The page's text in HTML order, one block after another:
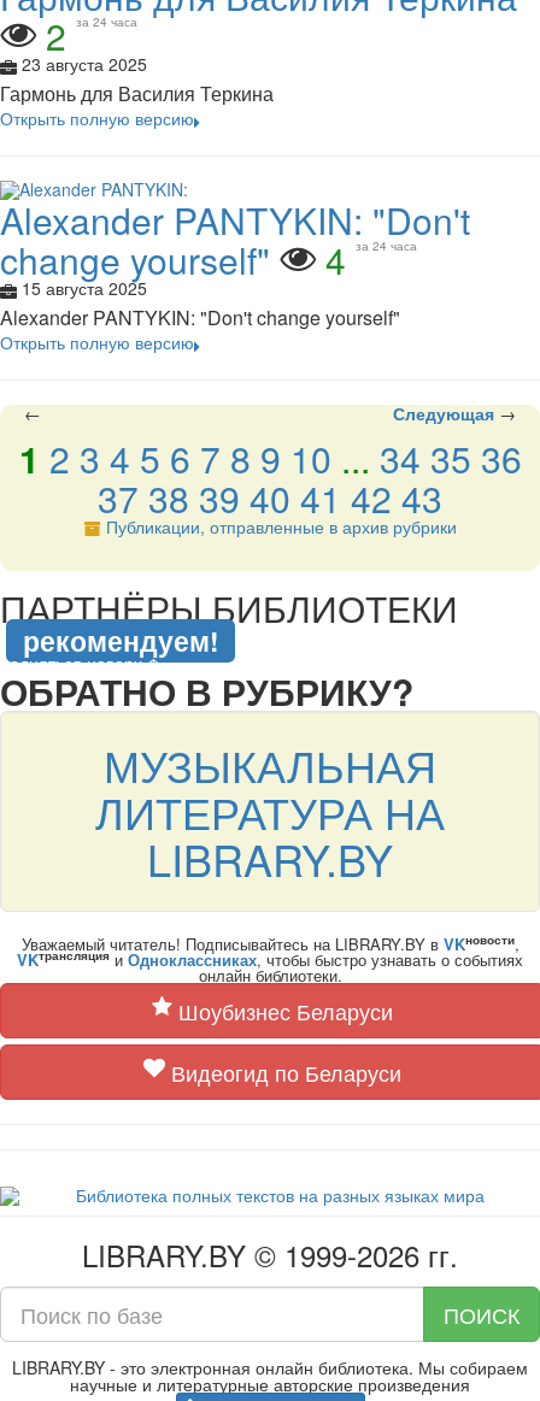
2 за 24 часа
23 августа 2025
Гармонь для Василия Теркина
Открыть полную версию
Alexander PANTYKIN: "Don't
change yourself" 4 за 24 часа
15 августа 2025
Alexander PANTYKIN: "Don't change yourself"
Открыть полную версию
← Следующая →
1 2 3 4 5 6 7 8 9 10 ... 34 35 36
37 38 39 40 41 42 43
Публикации, отправленные в архив рубрики
ПАРТНЁРЫ БИБЛИОТЕКИ
рекомендуем!
подняться наверх ↑
ОБРАТНО В РУБРИКУ?
МУЗЫКАЛЬНАЯ
ЛИТЕРАТУРА НА
LIBRARY.BY
Уважаемый читатель! Подписывайтесь на LIBRARY.BY в VKновости,
VKтрансляция и Одноклассниках, чтобы быстро узнавать о событиях
онлайн библиотеки.
Шоубизнес Беларуси
Видеогид по Беларуси
LIBRARY.BY © 1999-2026 гг.
ПОИСК
LIBRARY.BY - это электронная онлайн библиотека. Мы собираем
научные и литературные авторские произведения